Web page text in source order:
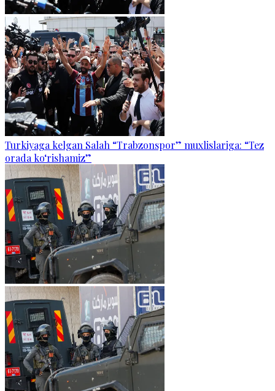
Turkiyaga kelgan Salah “Trabzonspor” muxlislariga: “Tez
orada ko‘rishamiz”